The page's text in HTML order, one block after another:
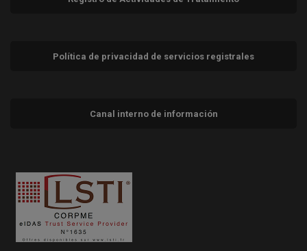
Política de privacidad de servicios registrales
Canal interno de información